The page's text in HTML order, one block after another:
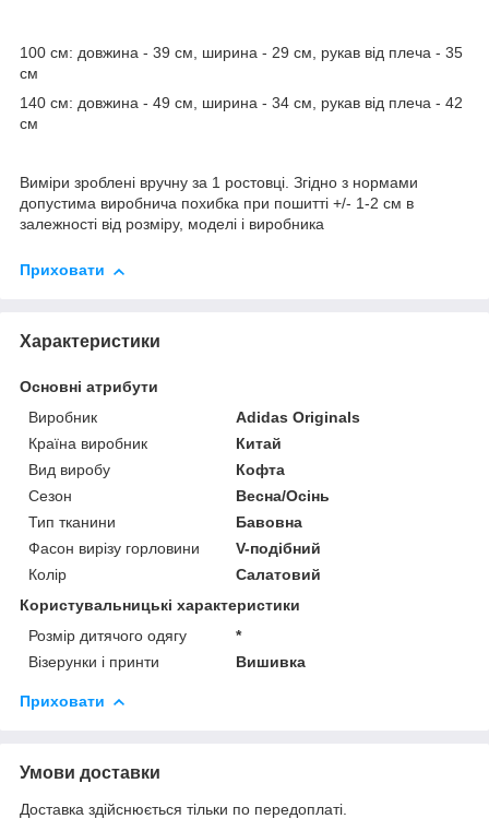
100 см: довжина - 39 см, ширина - 29 см, рукав від плеча - 35
см
140 см: довжина - 49 см, ширина - 34 см, рукав від плеча - 42
см
Виміри зроблені вручну за 1 ростовці. Згідно з нормами
допустима виробнича похибка при пошитті +/- 1-2 см в
залежності від розміру, моделі і виробника
Приховати
Характеристики
Основні атрибути
Виробник
Adidas Originals
Країна виробник
Китай
Вид виробу
Кофта
Сезон
Весна/Осінь
Тип тканини
Бавовна
Фасон вирізу горловини
V-подібний
Колір
Салатовий
Користувальницькі характеристики
Розмір дитячого одягу
*
Візерунки і принти
Вишивка
Приховати
Умови доставки
Доставка здійснюється тільки по передоплаті.